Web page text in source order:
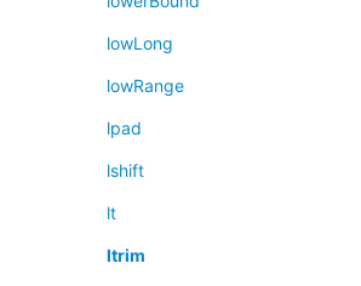
lowLong
lowRange
lpad
lshift
lt
ltrim